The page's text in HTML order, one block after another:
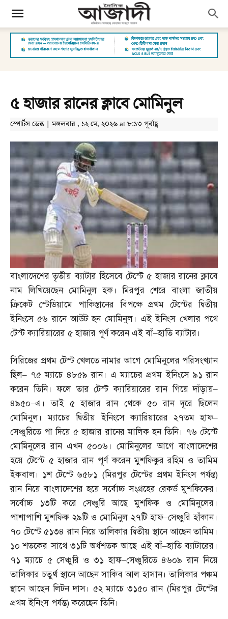
৫ হাজার রানের ক্লাবে মোমিনুল
স্পোর্টস ডেস্ক | মঙ্গলবার , ১২ মে, ২০২৬ at ৮:১৩ পূর্বাহ্ণ
বাংলাদেশের তৃতীয় ব্যাটার হিসেবে টেস্টে ৫ হাজার রানের ক্লাবে
নাম লিখিয়েছেন মোমিনুল হক। মিরপুর শেরে বাংলা জাতীয়
ক্রিকেট স্টেডিয়ামে পাকিস্তানের বিপক্ষে প্রথম টেস্টের দ্বিতীয়
ইনিংসে ৫৬ রানে আউট হন মোমিনুল। এই ইনিংস খেলার পথে
টেস্ট ক্যারিয়ারের ৫ হাজার পূর্ণ করেন এই বাঁ–হাতি ব্যাটার।
সিরিজের প্রথম টেস্ট খেলতে নামার আগে মোমিনুলের পরিসংখ্যান
ছিল– ৭৫ ম্যাচে ৪৮৫৯ রান। এ ম্যাচের প্রথম ইনিংসে ৯১ রান
করেন তিনি। ফলে তার টেস্ট ক্যারিয়ারের রান গিয়ে দাঁড়ায়–
৪৯৫০–এ। তাই ৫ হাজার রান থেকে ৫০ রান দূরে ছিলেন
মোমিনুল। ম্যাচের দ্বিতীয় ইনিংসে ক্যারিয়ারের ২৭তম হাফ–
সেঞ্চুরিতে পা দিয়ে ৫ হাজার রানের মালিক হন তিনি। ৭৬ টেস্টে
মোমিনুলের রান এখন ৫০০৬। মোমিনুলের আগে বাংলাদেশের
হয়ে টেস্টে ৫ হাজার রান পূর্ণ করেন মুশফিকুর রহিম ও তামিম
ইকবাল। ১শ টেস্টে ৬৫৮১ (মিরপুর টেস্টের প্রথম ইনিংস পর্যন্ত)
রান নিয়ে বাংলাদেশের হয়ে সর্বোচ্চ সংগ্রহের রেকর্ড মুশফিকের।
সর্বোচ্চ ১৩টি করে সেঞ্চুরি আছে মুশফিক ও মোমিনুলের।
পাশাপাশি মুশফিক ২৯টি ও মোমিনুল ২৭টি হাফ–সেঞ্চুরি হাঁকান।
৭০ টেস্টে ৫১৩৪ রান নিয়ে তালিকার দ্বিতীয় স্থানে আছেন তামিম।
১০ শতকের সাথে ৩১টি অর্ধশতক আছে এই বাঁ–হাতি ব্যাটারের।
৭১ ম্যাচে ৫ সেঞ্চুরি ও ৩১ হাফ–সেঞ্চুরিতে ৪৬০৯ রান নিয়ে
তালিকার চতুর্থ স্থানে আছেন সাকিব আল হাসান। তালিকার পঞ্চম
স্থানে আছেন লিটন দাস। ৫২ ম্যাচে ৩১৫০ রান (মিরপুর টেস্টের
প্রথম ইনিংস পর্যন্ত)করেছেন তিনি।